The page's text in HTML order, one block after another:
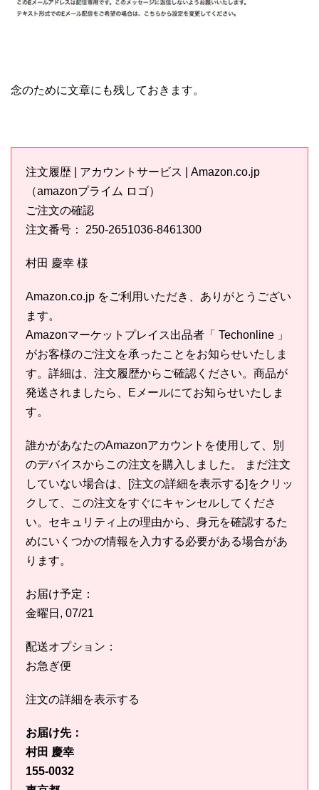
念のために文章にも残しておきます。
注文履歴 | アカウントサービス | Amazon.co.jp
（amazonプライム ロゴ）
ご注文の確認
注文番号： 250-2651036-8461300
村田 慶幸 様
Amazon.co.jp をご利用いただき、ありがとうござい
ます。
Amazonマーケットプレイス出品者「 Techonline 」
がお客様のご注文を承ったことをお知らせいたしま
す。詳細は、注文履歴からご確認ください。商品が
発送されましたら、Eメールにてお知らせいたしま
す。
誰かがあなたのAmazonアカウントを使用して、別
のデバイスからこの注文を購入しました。 まだ注文
していない場合は、[注文の詳細を表示する]をクリッ
クして、この注文をすぐにキャンセルしてくださ
い。セキュリティ上の理由から、身元を確認するた
めにいくつかの情報を入力する必要がある場合があ
ります。
お届け予定：
金曜日, 07/21
配送オプション：
お急ぎ便
注文の詳細を表示する
お届け先：
村田 慶幸
155-0032